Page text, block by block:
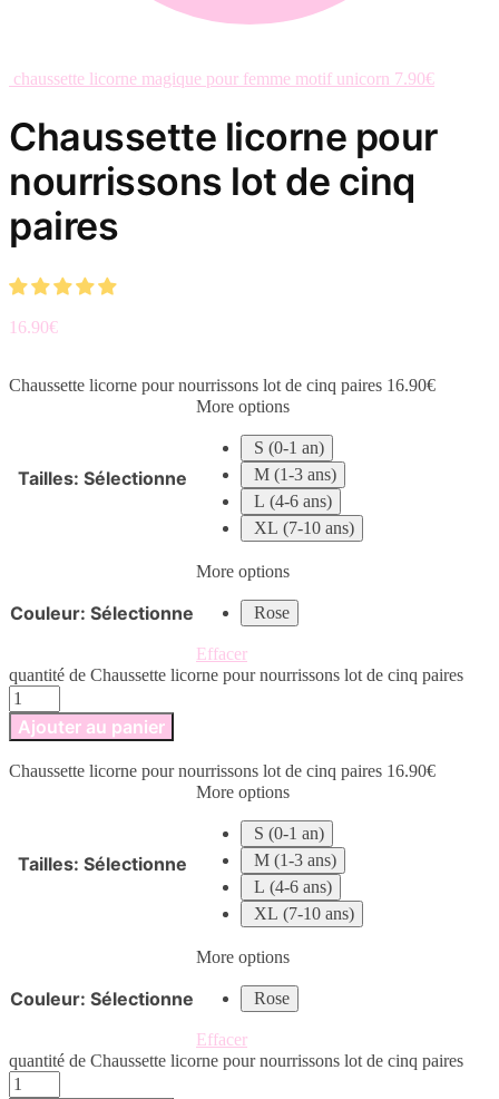
chaussette licorne magique pour femme motif unicorn 7.90€
Chaussette licorne pour
nourrissons lot de cinq
paires
16.90€
Chaussette licorne pour nourrissons lot de cinq paires 16.90€
Tailles: Sélectionne
More options
S (0-1 an)
M (1-3 ans)
L (4-6 ans)
XL (7-10 ans)
Couleur: Sélectionne
More options
Rose
Effacer
quantité de Chaussette licorne pour nourrissons lot de cinq paires
Ajouter au panier
Chaussette licorne pour nourrissons lot de cinq paires 16.90€
Tailles: Sélectionne
More options
S (0-1 an)
M (1-3 ans)
L (4-6 ans)
XL (7-10 ans)
Couleur: Sélectionne
More options
Rose
Effacer
quantité de Chaussette licorne pour nourrissons lot de cinq paires